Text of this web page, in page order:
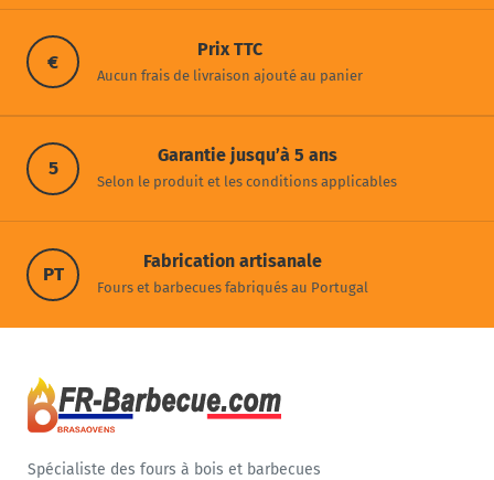
€
Prix TTC
Aucun frais de livraison ajouté au panier
5
Garantie jusqu’à 5 ans
Selon le produit et les conditions applicables
PT
Fabrication artisanale
Fours et barbecues fabriqués au Portugal
Spécialiste des fours à bois et barbecues